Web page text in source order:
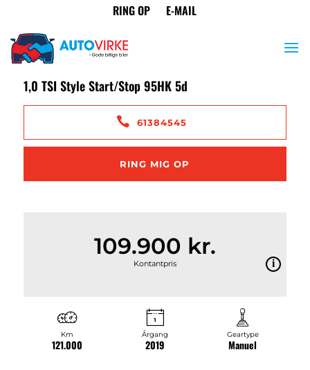
Tilbage til søgeresultat
Seat Arona
1,0 TSI Style Start/Stop 95HK 5d
61384545
RING MIG OP
109.900 kr.
Kontantpris
Km
121.000
Årgang
2019
Geartype
Manuel